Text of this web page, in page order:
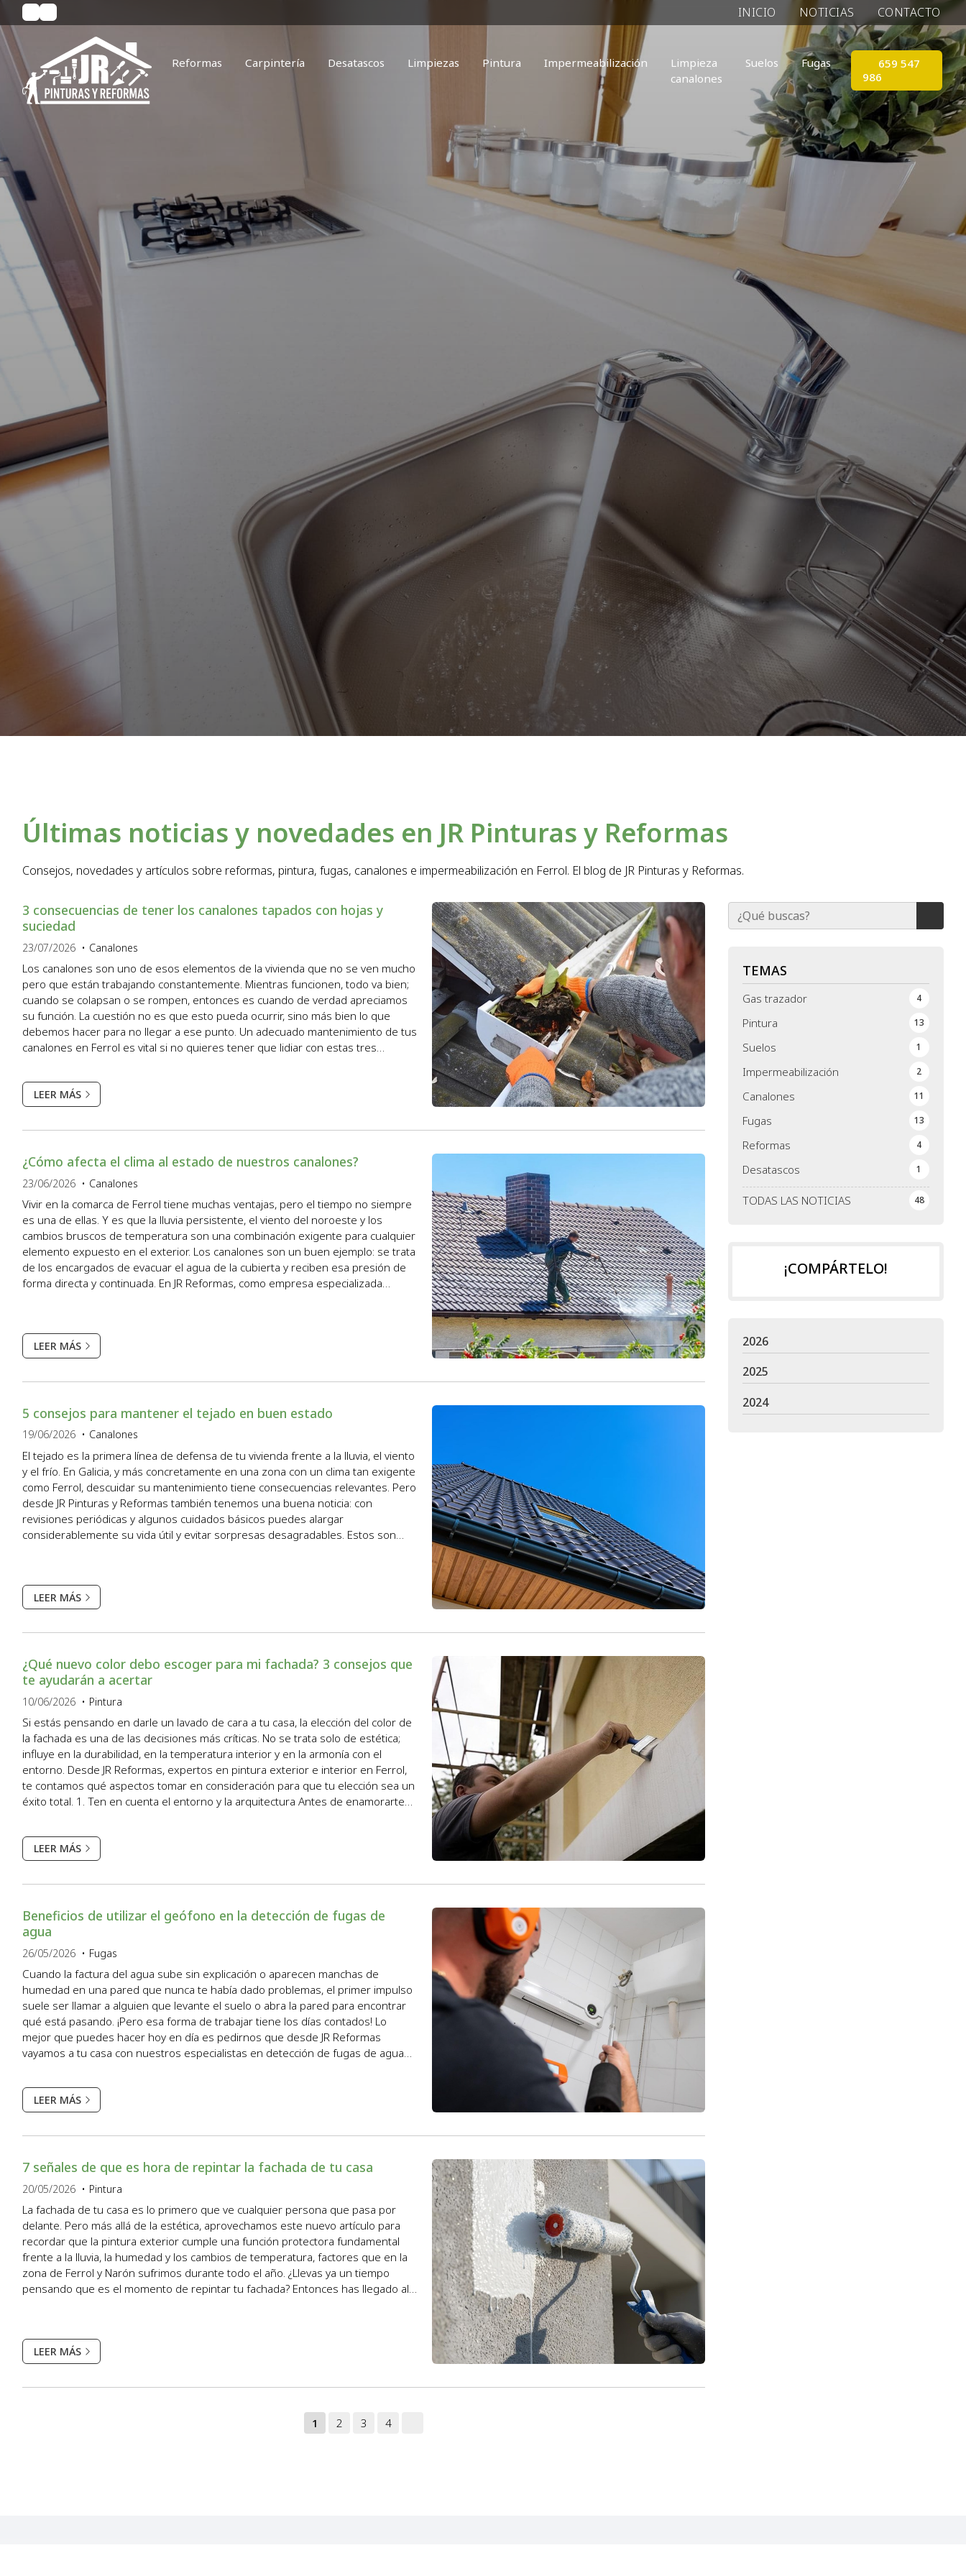
INICIO NOTICIAS CONTACTO
Reformas Carpintería Desatascos Limpiezas Pintura Impermeabilización
Limpieza
canalones
Suelos Fugas
659 547
986
Últimas noticias y novedades en JR Pinturas y Reformas
Consejos, novedades y artículos sobre reformas, pintura, fugas, canalones e impermeabilización en Ferrol. El blog de JR Pinturas y Reformas.
TEMAS
TODAS LAS NOTICIAS 48
Gas trazador 4
Pintura 13
Suelos 1
Impermeabilización 2
Canalones 11
Fugas 13
Reformas 4
Desatascos 1
3 consecuencias de tener los canalones tapados con hojas y
suciedad
23/07/2026 Canalones
Los canalones son uno de esos elementos de la vivienda que no se ven mucho
pero que están trabajando constantemente. Mientras funcionen, todo va bien;
cuando se colapsan o se rompen, entonces es cuando de verdad apreciamos
su función. La cuestión no es que esto pueda ocurrir, sino más bien lo que
debemos hacer para no llegar a ese punto. Un adecuado mantenimiento de tus
canalones en Ferrol es vital si no quieres tener que lidiar con estas tres
LEER MÁS
¿Cómo afecta el clima al estado de nuestros canalones?
23/06/2026 Canalones
Vivir en la comarca de Ferrol tiene muchas ventajas, pero el tiempo no siempre
es una de ellas. Y es que la lluvia persistente, el viento del noroeste y los
cambios bruscos de temperatura son una combinación exigente para cualquier
elemento expuesto en el exterior. Los canalones son un buen ejemplo: se trata
de los encargados de evacuar el agua de la cubierta y reciben esa presión de
forma directa y continuada. En JR Reformas, como empresa especializada
LEER MÁS
5 consejos para mantener el tejado en buen estado
19/06/2026 Canalones
El tejado es la primera línea de defensa de tu vivienda frente a la lluvia, el viento
y el frío. En Galicia, y más concretamente en una zona con un clima tan exigente
como Ferrol, descuidar su mantenimiento tiene consecuencias relevantes. Pero
desde JR Pinturas y Reformas también tenemos una buena noticia: con
revisiones periódicas y algunos cuidados básicos puedes alargar
considerablemente su vida útil y evitar sorpresas desagradables. Estos son
LEER MÁS
¿Qué nuevo color debo escoger para mi fachada? 3 consejos que
te ayudarán a acertar
10/06/2026 Pintura
Si estás pensando en darle un lavado de cara a tu casa, la elección del color de
la fachada es una de las decisiones más críticas. No se trata solo de estética;
influye en la durabilidad, en la temperatura interior y en la armonía con el
entorno. Desde JR Reformas, expertos en pintura exterior e interior en Ferrol,
te contamos qué aspectos tomar en consideración para que tu elección sea un
éxito total. 1. Ten en cuenta el entorno y la arquitectura Antes de enamorarte
LEER MÁS
Beneficios de utilizar el geófono en la detección de fugas de
agua
26/05/2026 Fugas
Cuando la factura del agua sube sin explicación o aparecen manchas de
humedad en una pared que nunca te había dado problemas, el primer impulso
suele ser llamar a alguien que levante el suelo o abra la pared para encontrar
qué está pasando. ¡Pero esa forma de trabajar tiene los días contados! Lo
mejor que puedes hacer hoy en día es pedirnos que desde JR Reformas
vayamos a tu casa con nuestros especialistas en detección de fugas de agua
LEER MÁS
7 señales de que es hora de repintar la fachada de tu casa
20/05/2026 Pintura
La fachada de tu casa es lo primero que ve cualquier persona que pasa por
delante. Pero más allá de la estética, aprovechamos este nuevo artículo para
recordar que la pintura exterior cumple una función protectora fundamental
frente a la lluvia, la humedad y los cambios de temperatura, factores que en la
zona de Ferrol y Narón sufrimos durante todo el año. ¿Llevas ya un tiempo
pensando que es el momento de repintar tu fachada? Entonces has llegado al
LEER MÁS
1 2 3 4
¡COMPÁRTELO!
2026
2025
2024